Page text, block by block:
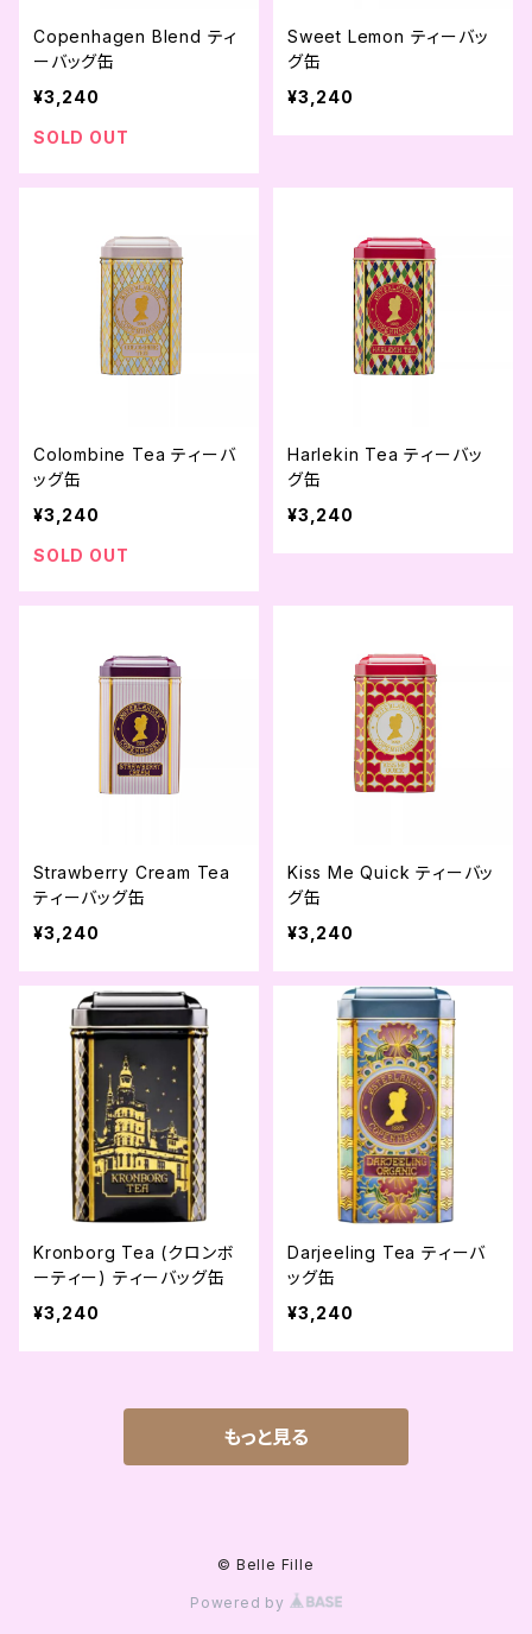
Copenhagen Blend ティ
ーバッグ缶
¥3,240
SOLD OUT
Sweet Lemon ティーバッ
グ缶
¥3,240
Colombine Tea ティーバ
ッグ缶
¥3,240
SOLD OUT
Harlekin Tea ティーバッ
グ缶
¥3,240
Strawberry Cream Tea
ティーバッグ缶
¥3,240
Kiss Me Quick ティーバッ
グ缶
¥3,240
Kronborg Tea (クロンボ
ーティー) ティーバッグ缶
¥3,240
Darjeeling Tea ティーバ
ッグ缶
¥3,240
もっと見る
© Belle Fille
Powered by